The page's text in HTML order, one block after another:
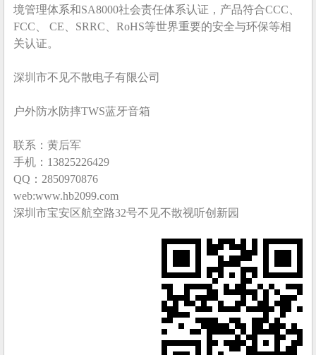
境管理体系和SA8000社会责任体系认证，产品符合CCC、
FCC、 CE、SRRC、RoHS等世界重要的安全与环保等相
关认证。
深圳市不见不散电子有限公司
户外防水防摔TWS蓝牙音箱
联系：黄后军
手机：13825226429
QQ：2850970876
web:www.hb2099.com
深圳市宝安区航空路32号不见不散视听创新园